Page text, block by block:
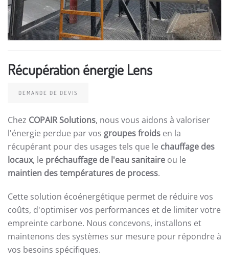
Récupération énergie Lens
DEMANDE DE DEVIS
Chez COPAIR Solutions, nous vous aidons à valoriser
l'énergie perdue par vos groupes froids en la
récupérant pour des usages tels que le chauffage des
locaux, le préchauffage de l'eau sanitaire ou le
maintien des températures de process.
Cette solution écoénergétique permet de réduire vos
coûts, d'optimiser vos performances et de limiter votre
empreinte carbone. Nous concevons, installons et
maintenons des systèmes sur mesure pour répondre à
vos besoins spécifiques.